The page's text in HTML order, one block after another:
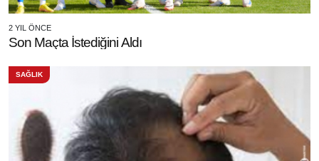
2 YIL ÖNCE
Son Maçta İstediğini Aldı
SAĞLIK